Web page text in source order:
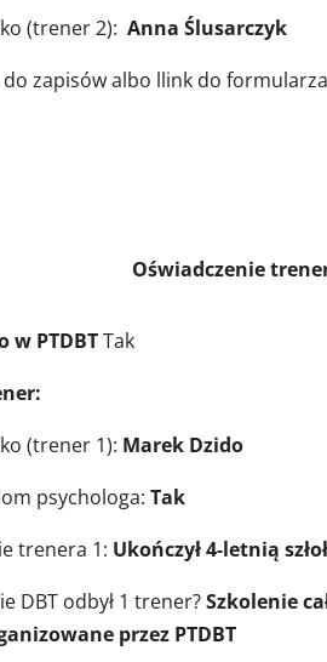
(trener 2): Anna Ślusarczyk
zapisów albo llink do
trenerów, co
w PTDBTTak
(trener 1): Marek Dzido
psychologa:Tak
trenera 1: Ukończył 4-letnią
DBT odbył 1 trener?Szkolenie
przez PTDBT